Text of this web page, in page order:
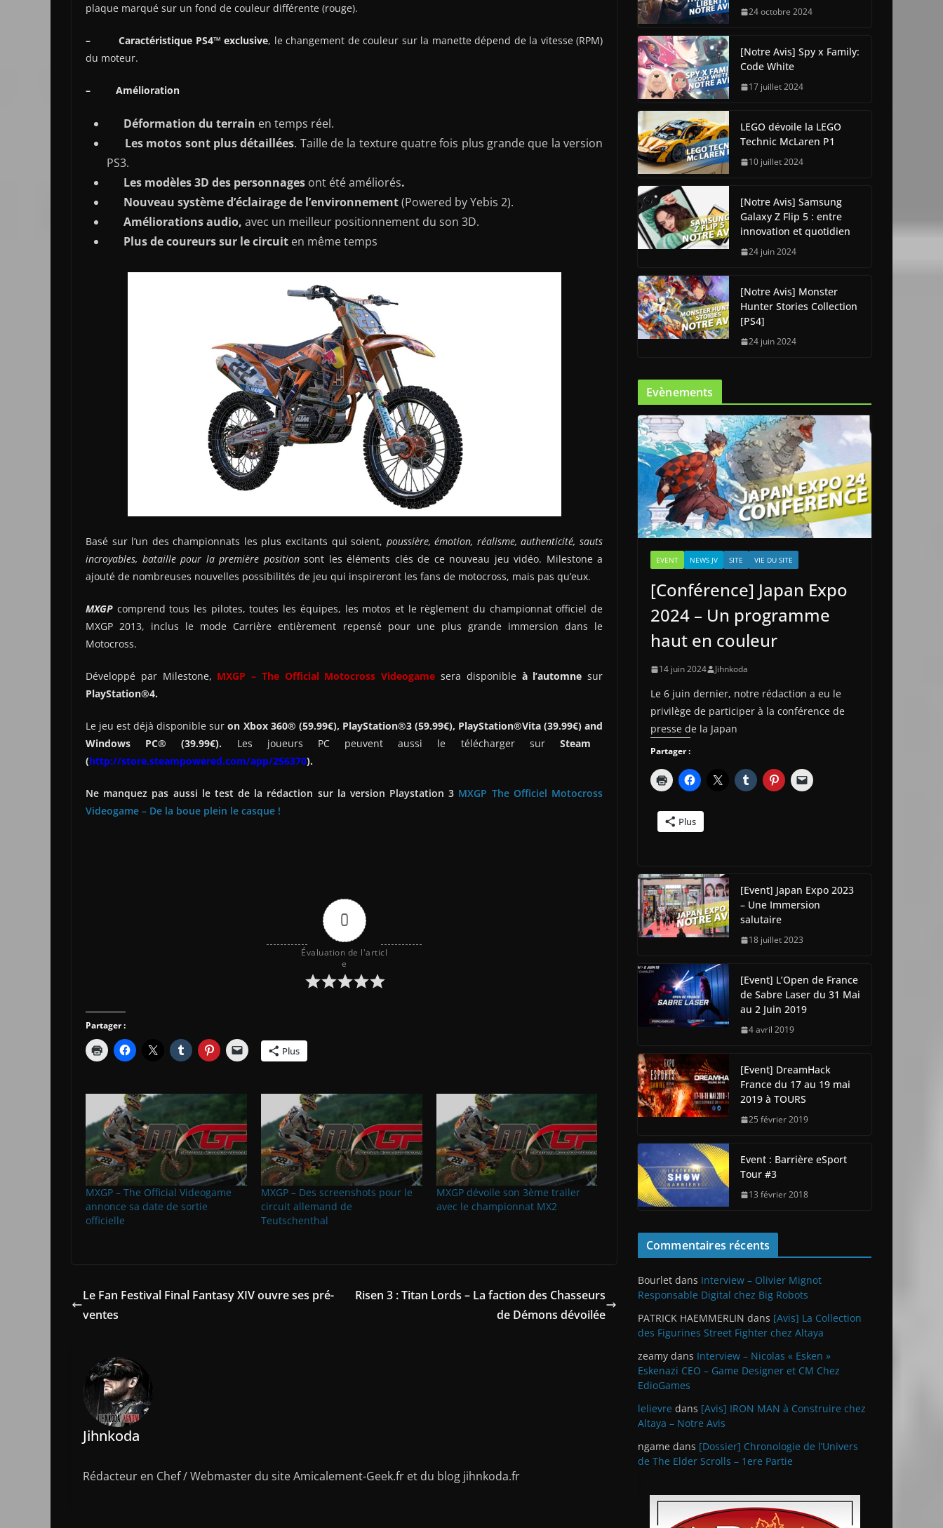
plaque marqué sur un fond de couleur différente (rouge).
– Caractéristique PS4™ exclusive, le changement de couleur sur la manette dépend de la vitesse (RPM)
du moteur.
– Amélioration
Déformation du terrain en temps réel.
Les motos sont plus détaillées. Taille de la texture quatre fois plus grande que la version
PS3.
Les modèles 3D des personnages ont été améliorés.
Nouveau système d’éclairage de l’environnement(Powered by Yebis 2).
Améliorations audio, avec un meilleur positionnement du son 3D.
Plus de coureurs sur le circuit en même temps
Basé sur l’un des championnats les plus excitants qui soient, poussière, émotion, réalisme, authenticité, sauts
incroyables, bataille pour la première positionsont les éléments clés de ce nouveau jeu vidéo. Milestone a
ajouté de nombreuses nouvelles possibilités de jeu qui inspireront les fans de motocross, mais pas qu’eux.
MXGP comprend tous les pilotes, toutes les équipes, les motos et le règlement du championnat officiel de
MXGP 2013, inclus le mode Carrière entièrement repensé pour une plus grande immersion dans le
Motocross.
Développé par Milestone, MXGP – The Official MotocrossVideogame sera disponible à l’automne sur
PlayStation®4.
Le jeu est déjà disponible suron Xbox 360® (59.99€), PlayStation®3 (59.99€), PlayStation®Vita(39.99€) and
Windows PC® (39.99€). Les joueurs PC peuvent aussi le télécharger sur Steam
(http://store.steampowered.com/app/256370).
Ne manquez pas aussi le test de la rédaction sur la version Playstation 3 MXGP The Officiel Motocross
Videogame – De la boue plein le casque !
0
Évaluation de l'articl
e
Partager :
Plus
MXGP – The Official Videogame
annonce sa date de sortie
officielle
MXGP – Des screenshots pour le
circuit allemand de
Teutschenthal
MXGP dévoile son 3ème trailer
avec le championnat MX2
Le Fan Festival Final Fantasy XIV ouvre ses pré-
ventes
Risen 3 : Titan Lords – La faction des Chasseurs
de Démons dévoilée
Jihnkoda
Rédacteur en Chef / Webmaster du site Amicalement-Geek.fr et du blog jihnkoda.fr
24 octobre 2024
[Notre Avis] Spy x Family:
Code White
17 juillet 2024
LEGO dévoile la LEGO
Technic McLaren P1
10 juillet 2024
[Notre Avis] Samsung
Galaxy Z Flip 5 : entre
innovation et quotidien
24 juin 2024
[Notre Avis] Monster
Hunter Stories Collection
[PS4]
24 juin 2024
Evènements
EVENT NEWS JV SITE VIE DU SITE
[Conférence] Japan Expo
2024 – Un programme
haut en couleur
14 juin 2024 Jihnkoda
Le 6 juin dernier, notre rédaction a eu le
privilège de participer à la conférence de
presse de la Japan
Partager :
Plus
[Event] Japan Expo 2023
– Une Immersion
salutaire
18 juillet 2023
[Event] L’Open de France
de Sabre Laser du 31 Mai
au 2 Juin 2019
4 avril 2019
[Event] DreamHack
France du 17 au 19 mai
2019 à TOURS
25 février 2019
Event : Barrière eSport
Tour #3
13 février 2018
Commentaires récents
Bourlet dans Interview – Olivier Mignot
Responsable Digital chez Big Robots
PATRICK HAEMMERLIN dans [Avis] La Collection
des Figurines Street Fighter chez Altaya
zeamy dans Interview – Nicolas « Esken »
Eskenazi CEO – Game Designer et CM Chez
EdioGames
lelievre dans [Avis] IRON MAN à Construire chez
Altaya – Notre Avis
ngame dans [Dossier] Chronologie de l’Univers
de The Elder Scrolls – 1ere Partie